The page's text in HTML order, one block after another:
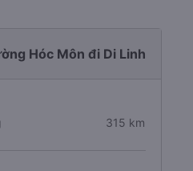
Hóc Môn đi Di Linh
315 km